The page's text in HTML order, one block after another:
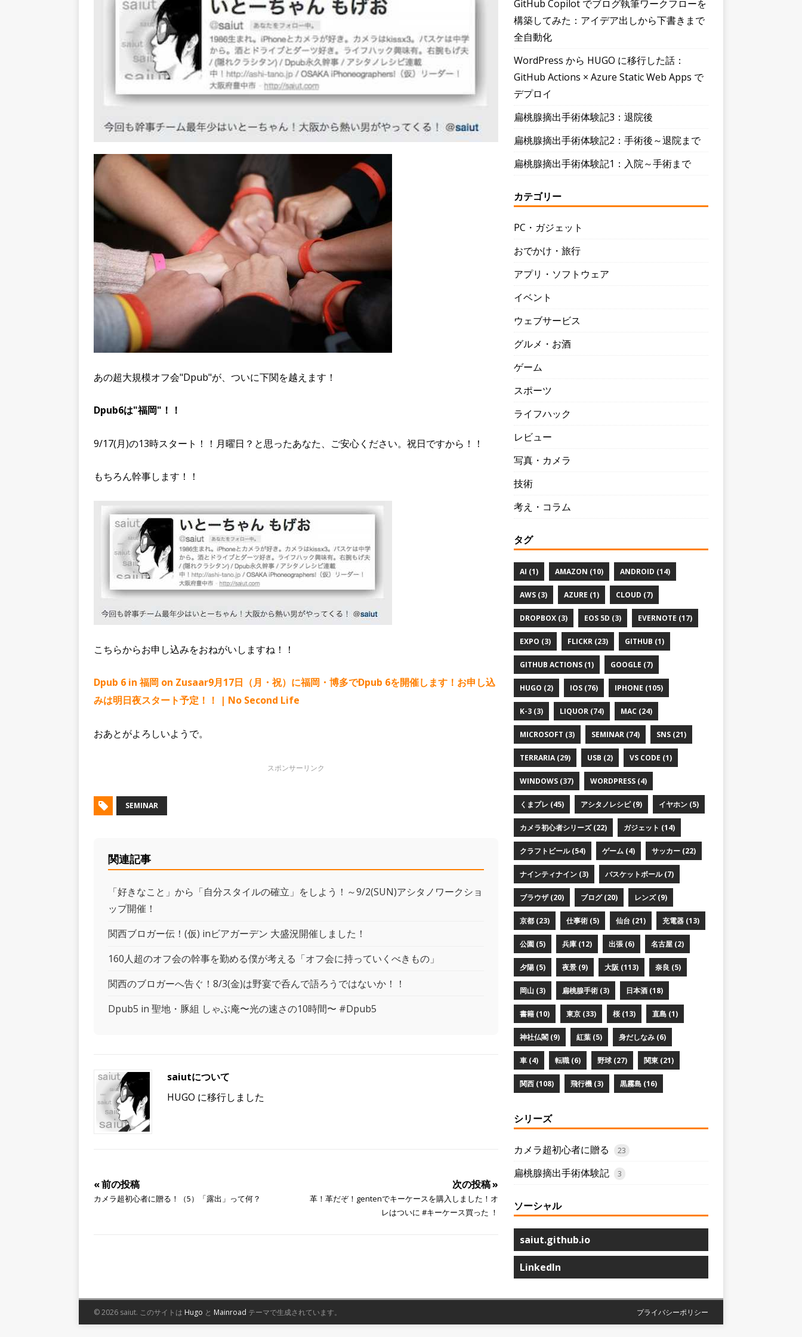
あの超大規模オフ会"Dpub"が、ついに下関を越えます！
Dpub6は"福岡"！！
9/17(月)の13時スタート！！月曜日？と思ったあなた、ご安心ください。祝日ですから！！
もちろん幹事します！！
こちらからお申し込みをおねがいしますね！！
Dpub 6 in 福岡 on Zusaar9月17日（月・祝）に福岡・博多でDpub 6を開催します！お申し込
みは明日夜スタート予定！！ | No Second Life
おあとがよろしいようで。
SEMINAR
関連記事
「好きなこと」から「自分スタイルの確立」をしよう！～9/2(SUN)アシタノワークショ
ップ開催！
関西ブロガー伝！(仮) inビアガーデン 大盛況開催しました！
160人超のオフ会の幹事を勤める僕が考える「オフ会に持っていくべきもの」
関西のブロガーへ告ぐ！8/3(金)は野宴で呑んで語ろうではないか！！
Dpub5 in 聖地・豚組 しゃぶ庵〜光の速さの10時間〜 #Dpub5
saiutについて
HUGO に移行しました
« 前の投稿
カメラ超初心者に贈る！（5）「露出」って何？
次の投稿 »
革！革だぞ！gentenでキーケースを購入しました！オ
レはついに #キーケース買った ！
GitHub Copilot でブログ執筆ワークフローを
構築してみた：アイデア出しから下書きまで
全自動化
WordPress から HUGO に移行した話：
GitHub Actions × Azure Static Web Apps で
デプロイ
扁桃腺摘出手術体験記3：退院後
扁桃腺摘出手術体験記2：手術後～退院まで
扁桃腺摘出手術体験記1：入院～手術まで
カテゴリー
PC・ガジェット
おでかけ・旅行
アプリ・ソフトウェア
イベント
ウェブサービス
グルメ・お酒
ゲーム
スポーツ
ライフハック
レビュー
写真・カメラ
技術
考え・コラム
タグ
AI (1) AMAZON (10) ANDROID (14)
AWS (3) AZURE (1) CLOUD (7)
DROPBOX (3) EOS 5D (3) EVERNOTE (17)
EXPO (3) FLICKR (23) GITHUB (1)
GITHUB ACTIONS (1) GOOGLE (7)
HUGO (2) IOS (76) IPHONE (105)
K-3 (3) LIQUOR (74) MAC (24)
MICROSOFT (3) SEMINAR (74) SNS (21)
TERRARIA (29) USB (2) VS CODE (1)
WINDOWS (37) WORDPRESS (4)
くまプレ (45) アシタノレシピ (9) イヤホン (5)
カメラ初心者シリーズ (22) ガジェット (14)
クラフトビール (54) ゲーム (4) サッカー (22)
ナインティナイン (3) バスケットボール (7)
ブラウザ (20) ブログ (20) レンズ (9)
京都 (23) 仕事術 (5) 仙台 (21) 充電器 (13)
公園 (5) 兵庫 (12) 出張 (6) 名古屋 (2)
夕陽 (5) 夜景 (9) 大阪 (113) 奈良 (5)
岡山 (3) 扁桃腺手術 (3) 日本酒 (18)
書籍 (10) 東京 (33) 桜 (13) 直島 (1)
神社仏閣 (9) 紅葉 (5) 身だしなみ (6)
車 (4) 転職 (6) 野球 (27) 関東 (21)
関西 (108) 飛行機 (3) 黒霧島 (16)
シリーズ
カメラ超初心者に贈る 23
扁桃腺摘出手術体験記 3
ソーシャル
saiut.github.io
LinkedIn
プライバシーポリシー
© 2026 saiut. このサイトは Hugo と Mainroad テーマで生成されています。